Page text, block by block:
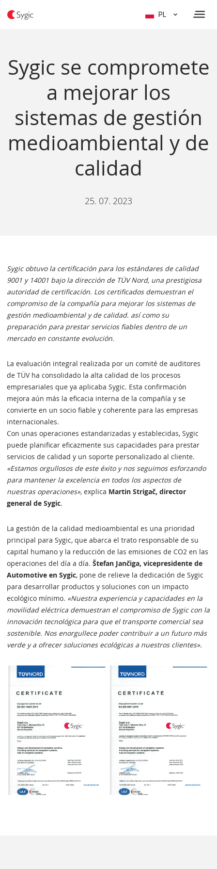
PL
Sygic se compromete
a mejorar los
sistemas de gestión
medioambiental y de
calidad
25. 07. 2023
Sygic obtuvo la certificación para los estándares de calidad
9001 y 14001 bajo la dirección de TÜV Nord, una prestigiosa
autoridad de certificación. Los certificados demuestran el
compromiso de la compañía para mejorar los sistemas de
gestión medioambiental y de calidad. así como su
preparación para prestar servicios fiables dentro de un
mercado en constante evolución.
La evaluación integral realizada por un comité de auditores
de TÜV ha consolidado la alta calidad de los procesos
empresariales que ya aplicaba Sygic. Esta confirmación
mejora aún más la eficacia interna de la compañía y se
convierte en un socio fiable y coherente para las empresas
internacionales.
Con unas operaciones estandarizadas y establecidas, Sygic
puede planificar eficazmente sus capacidades para prestar
servicios de calidad y un soporte personalizado al cliente.
«Estamos orgullosos de este éxito y nos seguimos esforzando
para mantener la excelencia en todos los aspectos de
nuestras operaciones», explica Martin Strigač, director
general de Sygic.
La gestión de la calidad medioambiental es una prioridad
principal para Sygic, que abarca el trato responsable de su
capital humano y la reducción de las emisiones de CO2 en las
operaciones del día a día. Štefan Jančiga, vicepresidente de
Automotive en Sygic, pone de relieve la dedicación de Sygic
para desarrollar productos y soluciones con un impacto
ecológico mínimo. «Nuestra experiencia y capacidades en la
movilidad eléctrica demuestran el compromiso de Sygic con la
innovación tecnológica para que el transporte comercial sea
sostenible. Nos enorgullece poder contribuir a un futuro más
verde y a ofrecer soluciones ecológicas a nuestros clientes».